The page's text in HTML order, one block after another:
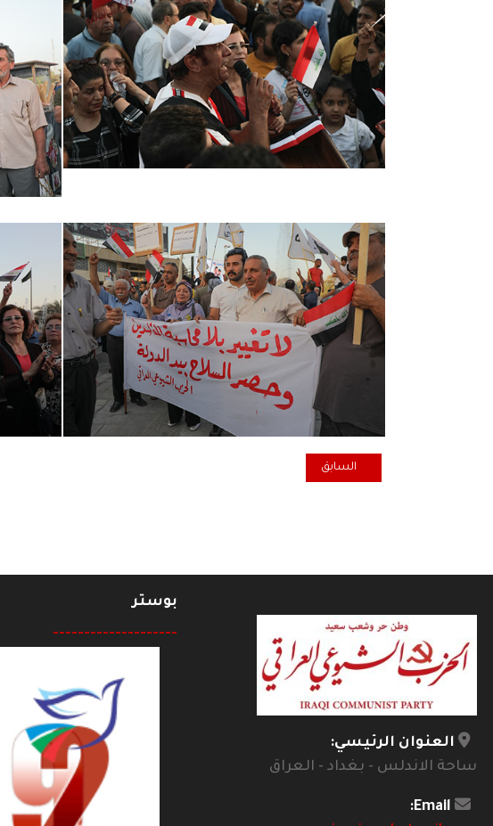
المقال السابق: تصريح صحفي صادر عن اجتماع قوى التغيير الديمقراطية
السابق
العنوان الرئيسي:
ساحة الاندلس - بغداد - العراق
Email:
بوستر
--------------------